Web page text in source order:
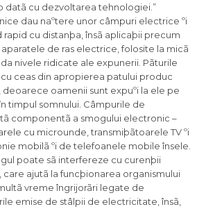
datã cu dezvoltarea tehnologiei.”
dau naºtere unor câmpuri electrice ºi
cu distanþa, însã aplicaþii precum
de ras electrice, folosite la micã
nivele ridicate ale expunerii. Pãturile
ceas din apropierea patului produc
deoarece oamenii sunt expuºi la ele pe
timpul somnului. Câmpurile de
componentã a smogului electronic –
cu microunde, transmiþãtoarele TV ºi
mobilã ºi de telefoanele mobile însele.
poate sã interfereze cu curenþii
care ajutã la funcþionarea organismului
vreme îngrijorãri legate de
emise de stâlpii de electricitate, însã,